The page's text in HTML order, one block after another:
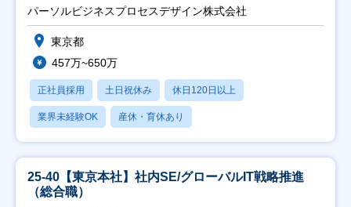
ト推進】
パーソルビジネスプロセスデザイン株式会社
東京都
457万~650万
正社員採用 土日祝休み 休日120日以上
業界未経験OK 産休・育休あり
25-40【東京本社】社内SE/グローバルIT戦略推進
（総合職）